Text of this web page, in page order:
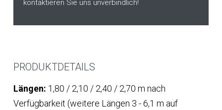
kontaktieren Sie uns unverbindlich!
PRODUKTDETAILS
Längen: 1,80 / 2,10 / 2,40 / 2,70 m nach
Verfügbarkeit (weitere Längen 3 - 6,1 m auf